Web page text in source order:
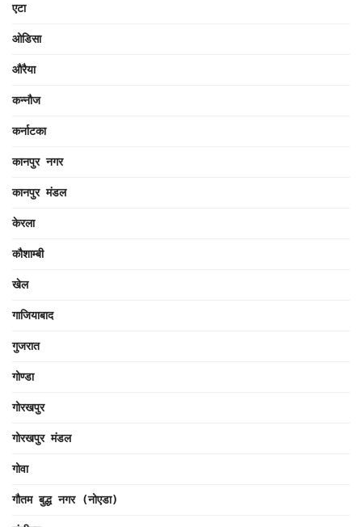
एटा
ओडिसा
औरैया
कन्नौज
कर्नाटका
कानपुर नगर
कानपुर मंडल
केरला
कौशाम्बी
खेल
गाजियाबाद
गुजरात
गोण्डा
गोरखपुर
गोरखपुर मंडल
गोवा
गौतम बुद्ध नगर (नोएडा)